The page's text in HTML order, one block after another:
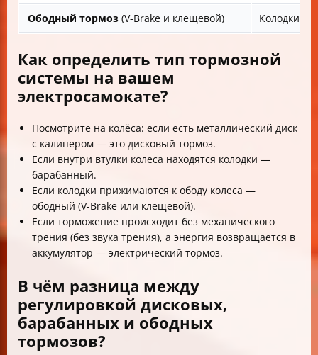
Ободный тормоз (V-Brake и клещевой) Колодки
Как определить тип тормозной
системы на вашем
электросамокате?
Посмотрите на колёса: если есть металлический диск
с калипером — это дисковый тормоз.
Если внутри втулки колеса находятся колодки —
барабанный.
Если колодки прижимаются к ободу колеса —
ободный (V-Brake или клещевой).
Если торможение происходит без механического
трения (без звука трения), а энергия возвращается в
аккумулятор — электрический тормоз.
В чём разница между
регулировкой дисковых,
барабанных и ободных
тормозов?